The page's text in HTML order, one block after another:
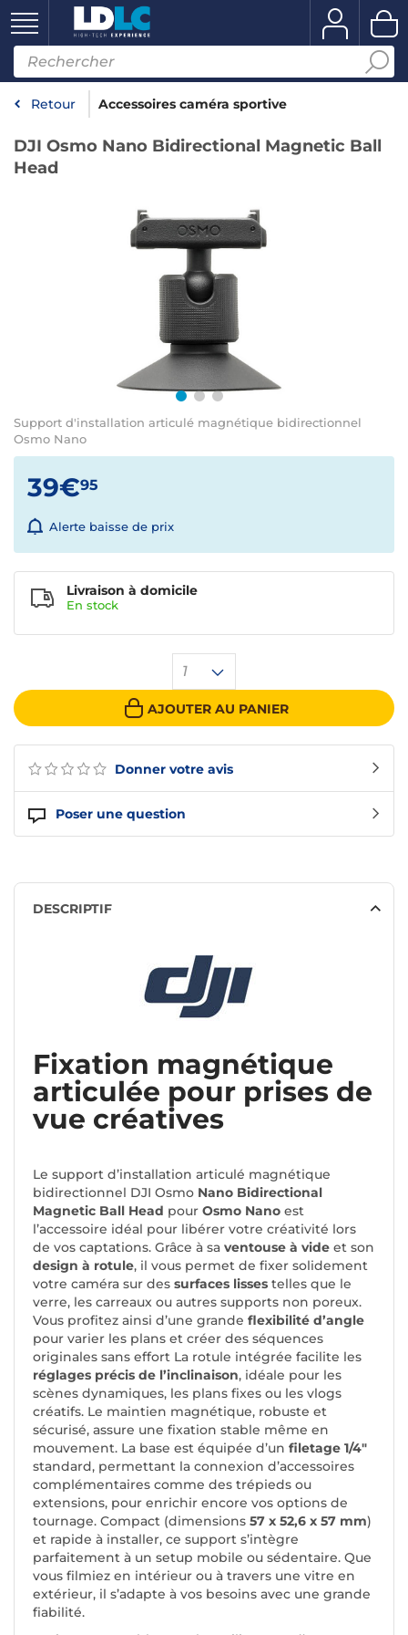
Retour Accessoires caméra sportive
DJI Osmo Nano Bidirectional Magnetic Ball
Head
Support d'installation articulé magnétique bidirectionnel
Osmo Nano
Donner votre avis
Poser une question
39€95
Alerte baisse de prix
1
AJOUTER AU PANIER
Livraison à domicile
En stock
DESCRIPTIF
Fixation magnétique
articulée pour prises de
vue créatives
Le support d’installation articulé magnétique
bidirectionnel DJI Osmo Nano Bidirectional
Magnetic Ball Head pour Osmo Nano est
l’accessoire idéal pour libérer votre créativité lors
de vos captations. Grâce à sa ventouse à vide et son
design à rotule, il vous permet de fixer solidement
votre caméra sur des surfaces lisses telles que le
verre, les carreaux ou autres supports non poreux.
Vous profitez ainsi d’une grande flexibilité d’angle
pour varier les plans et créer des séquences
originales sans effort La rotule intégrée facilite les
réglages précis de l’inclinaison, idéale pour les
scènes dynamiques, les plans fixes ou les vlogs
créatifs. Le maintien magnétique, robuste et
sécurisé, assure une fixation stable même en
mouvement. La base est équipée d’un filetage 1/4"
standard, permettant la connexion d’accessoires
complémentaires comme des trépieds ou
extensions, pour enrichir encore vos options de
tournage. Compact (dimensions 57 x 52,6 x 57 mm)
et rapide à installer, ce support s’intègre
parfaitement à un setup mobile ou sédentaire. Que
vous filmiez en intérieur ou à travers une vitre en
extérieur, il s’adapte à vos besoins avec une grande
fiabilité.